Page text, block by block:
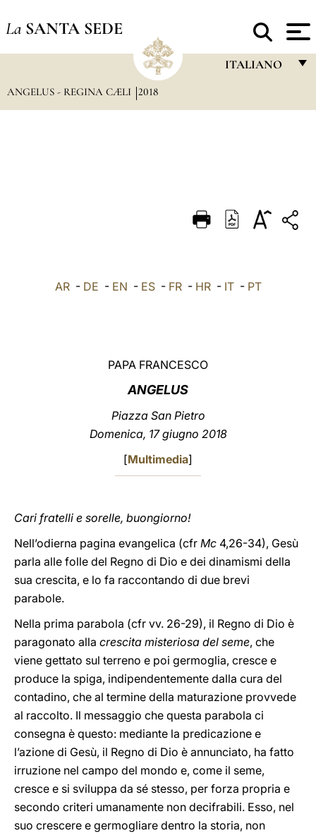
La SANTA SEDE
ITALIANO
DEUTSCH
العربيّة
ANGELUS - REGINA CÆLI 2018
AR- DE - EN - ES- FR- HR- IT- PT
PAPA FRANCESCO
ANGELUS
Piazza San Pietro
Domenica, 17 giugno 2018
[Multimedia]
Cari fratelli e sorelle, buongiorno!
Nell’odierna pagina evangelica (cfr Mc 4,26-34), Gesù
parla alle folle del Regno di Dio e dei dinamismi della
sua crescita, e lo fa raccontando di due brevi
parabole.
Nella prima parabola (cfr vv. 26-29), il Regno di Dio è
paragonato alla crescita misteriosa del seme, che
viene gettato sul terreno e poi germoglia, cresce e
produce la spiga, indipendentemente dalla cura del
contadino, che al termine della maturazione provvede
al raccolto. Il messaggio che questa parabola ci
consegna è questo: mediante la predicazione e
l’azione di Gesù, il Regno di Dio è annunciato, ha fatto
irruzione nel campo del mondo e, come il seme,
cresce e si sviluppa da sé stesso, per forza propria e
secondo criteri umanamente non decifrabili. Esso, nel
suo crescere e germogliare dentro la storia, non